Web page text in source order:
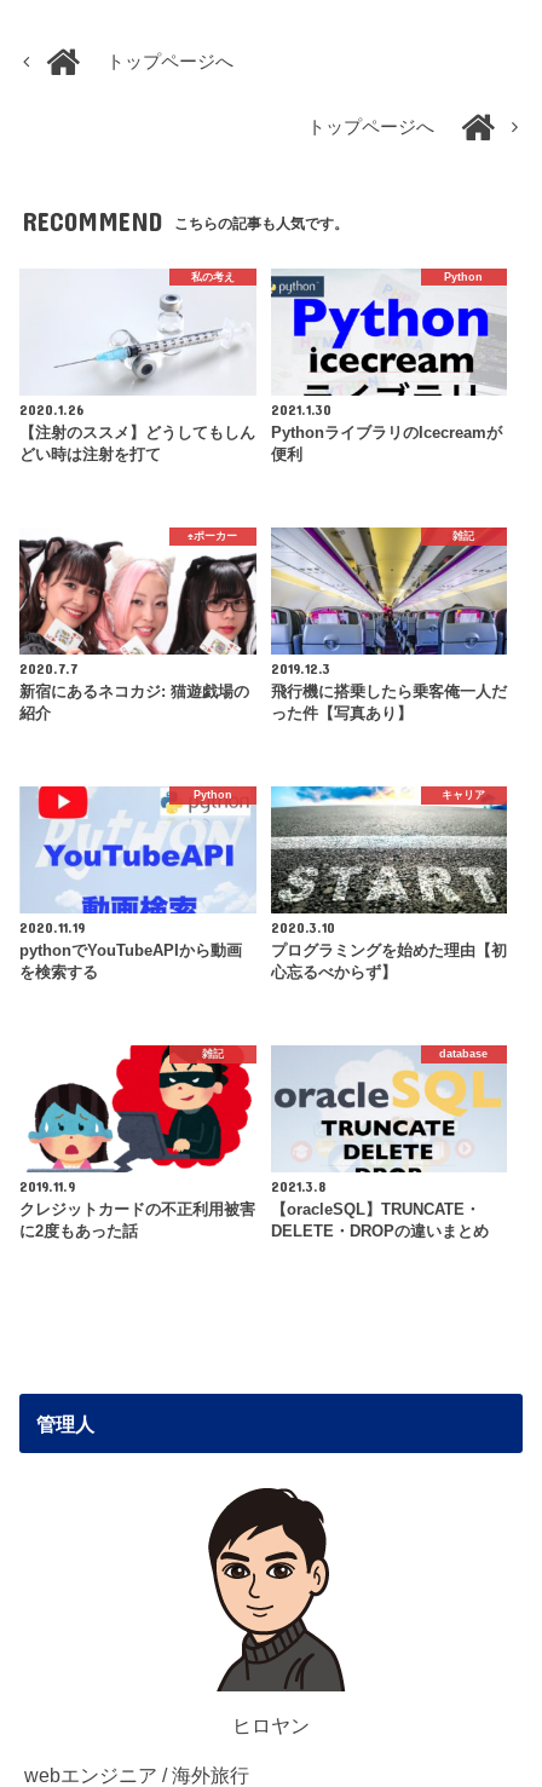
トップページへ
トップページへ
RECOMMEND こちらの記事も人気です。
私の考え
2020.1.26
【注射のススメ】どうしてもしん
どい時は注射を打て
Python
2021.1.30
PythonライブラリのIcecreamが
便利
♠️ポーカー
2020.7.7
新宿にあるネコカジ: 猫遊戯場の
紹介
雑記
2019.12.3
飛行機に搭乗したら乗客俺一人だ
った件【写真あり】
Python
2020.11.19
pythonでYouTubeAPIから動画
を検索する
キャリア
2020.3.10
プログラミングを始めた理由【初
心忘るべからず】
雑記
2019.11.9
クレジットカードの不正利用被害
に2度もあった話
database
2021.3.8
【oracleSQL】TRUNCATE・
DELETE・DROPの違いまとめ
管理人
ヒロヤン
webエンジニア / 海外旅行